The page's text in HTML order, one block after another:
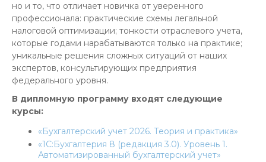
но и то, что отличает новичка от уверенного
профессионала: практические схемы легальной
налоговой оптимизации; тонкости отраслевого учета,
которые годами нарабатываются только на практике;
уникальные решения сложных ситуаций от наших
экспертов, консультирующих предприятия
федерального уровня.
В дипломную программу входят следующие
курсы:
«Бухгалтерский учет 2026. Теория и практика»
«1C:Бухгалтерия 8 (редакция 3.0). Уровень 1.
Автоматизированный бухгалтерский учет»